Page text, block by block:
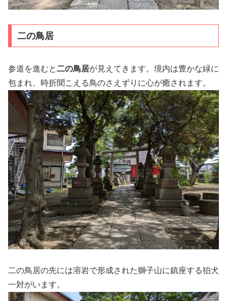
二の鳥居
参道を進むと二の鳥居が見えてきます。境内は豊かな緑に
包まれ、時折聞こえる鳥のさえずりに心が癒されます。
二の鳥居の先には溶岩で形成された獅子山に鎮座する狛犬
一対がいます。